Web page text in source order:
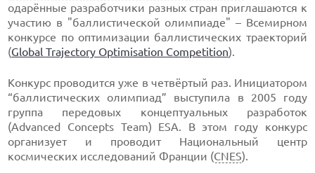
одарённые разработчики разных стран приглашаются к
участию в "баллистической олимпиаде" – Всемирном
конкурсе по оптимизации баллистических траекторий
(Global Trajectory Optimisation Competition).
Конкурс проводится уже в четвёртый раз. Инициатором
“баллистических олимпиад” выступила в 2005 году
группа передовых концептуальных разработок
(Advanced Concepts Team) ESA. В этом году конкурс
организует и проводит Национальный центр
космических исследований Франции (CNES).